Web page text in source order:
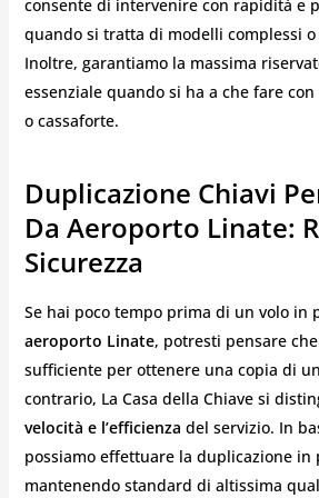
consente di intervenire con rapidità e
quando si tratta di modelli complessi
Inoltre, garantiamo la massima
essenziale quando si ha a che fare
o cassaforte.
Duplicazione Chiavi
Da Aeroporto Linate:
Sicurezza
Se hai poco tempo prima di un volo in
aeroporto Linate, potresti pensare
sufficiente per ottenere una copia di
contrario, La Casa della Chiave si
velocità e l’efficienza del servizio. In
possiamo effettuare la duplicazione in
mantenendo standard di altissima